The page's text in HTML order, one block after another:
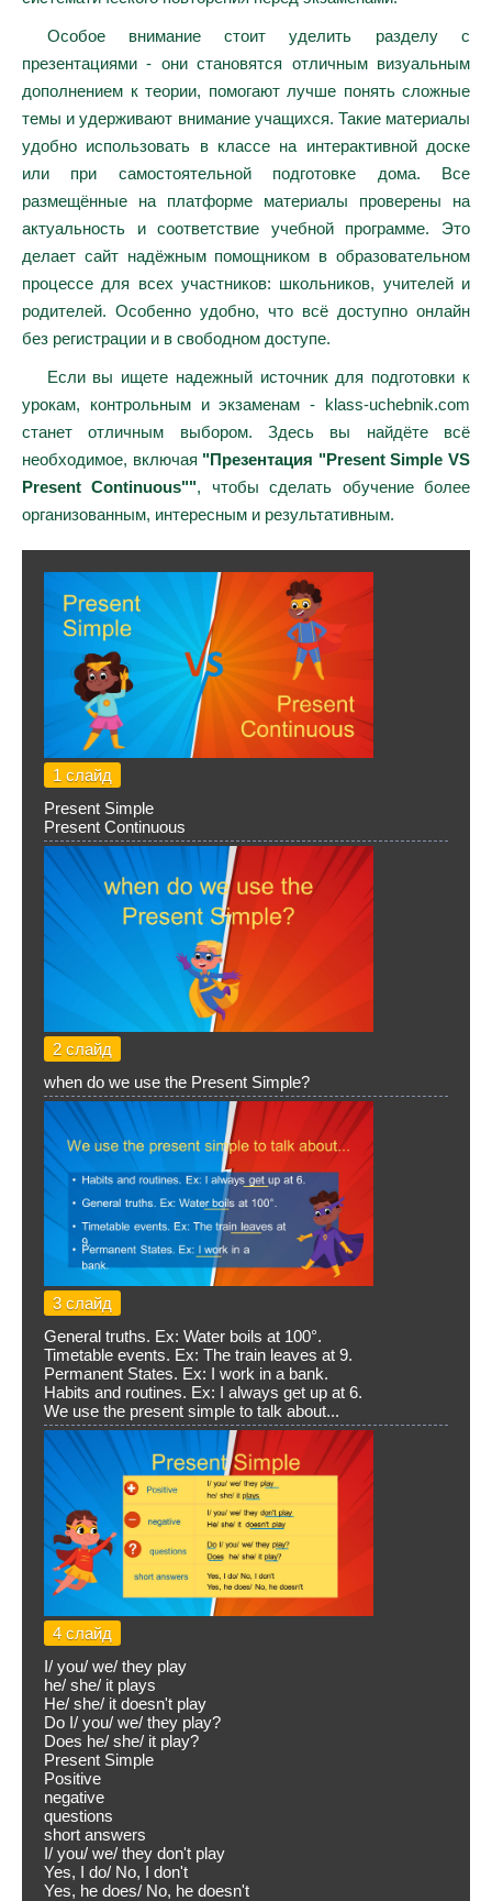
Особое внимание стоит уделить разделу с
презентациями - они становятся отличным визуальным
дополнением к теории, помогают лучше понять сложные
темы и удерживают внимание учащихся. Такие материалы
удобно использовать в классе на интерактивной доске
или при самостоятельной подготовке дома. Все
размещённые на платформе материалы проверены на
актуальность и соответствие учебной программе. Это
делает сайт надёжным помощником в образовательном
процессе для всех участников: школьников, учителей и
родителей. Особенно удобно, что всё доступно онлайн
без регистрации и в свободном доступе.
Если вы ищете надежный источник для подготовки к
урокам, контрольным и экзаменам - klass-uchebnik.com
станет отличным выбором. Здесь вы найдёте всё
необходимое, включая "Презентация "Present Simple VS
Present Continuous"", чтобы сделать обучение более
организованным, интересным и результативным.
1 слайд
Present Simple
Present Continuous
2 слайд
when do we use the Present Simple?
3 слайд
General truths. Ex: Water boils at 100°.
Timetable events. Ex: The train leaves at 9.
Permanent States. Ex: I work in a bank.
Habits and routines. Ex: I always get up at 6.
We use the present simple to talk about...
4 слайд
I/ you/ we/ they play
he/ she/ it plays
He/ she/ it doesn't play
Do I/ you/ we/ they play?
Does he/ she/ it play?
Present Simple
Positive
negative
questions
short answers
I/ you/ we/ they don't play
Yes, I do/ No, I don't
Yes, he does/ No, he doesn't